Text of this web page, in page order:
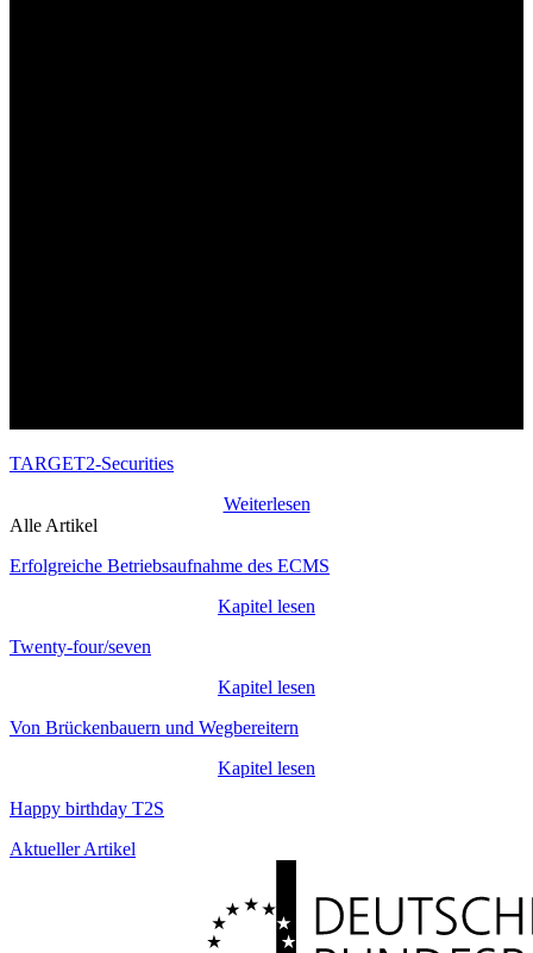
TARGET2-Securities
Weiterlesen
Alle Artikel
Erfolgreiche Betriebsaufnahme des ECMS
Kapitel lesen
Twenty-four/seven
Kapitel lesen
Von Brückenbauern und Wegbereitern
Kapitel lesen
Happy birthday T2S
Aktueller Artikel